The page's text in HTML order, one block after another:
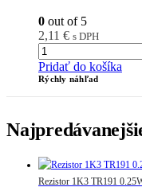
0 out of 5
2,11 € s DPH
Pridať do košíka
Rýchly náhľad
Rezistor 1K3 TR191